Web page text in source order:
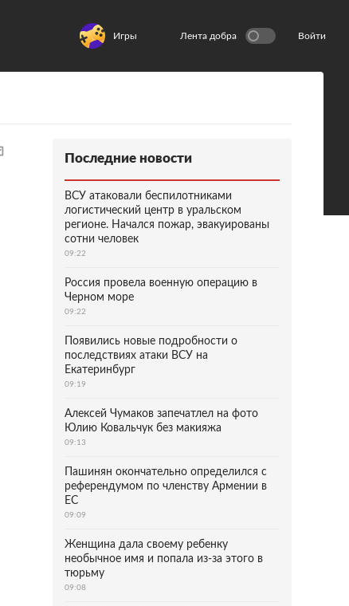
Игры Лента добра Войти
Последние новости
ВСУ атаковали беспилотниками
логистический центр в уральском
регионе. Начался пожар, эвакуированы
сотни человек
09:22
Россия провела военную операцию в
Черном море
09:22
Появились новые подробности о
последствиях атаки ВСУ на
Екатеринбург
09:19
Алексей Чумаков запечатлел на фото
Юлию Ковальчук без макияжа
09:13
Пашинян окончательно определился с
референдумом по членству Армении в
ЕС
09:09
Женщина дала своему ребенку
необычное имя и попала из-за этого в
тюрьму
09:08